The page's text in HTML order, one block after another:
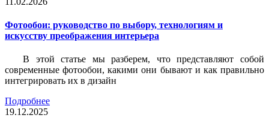
Фотообои: руководство по выбору, технологиям и
искусству преображения интерьера
В этой статье мы разберем, что представляют собой
современные фотообои, какими они бывают и как правильно
интегрировать их в дизайн
Подробнее
19.12.2025